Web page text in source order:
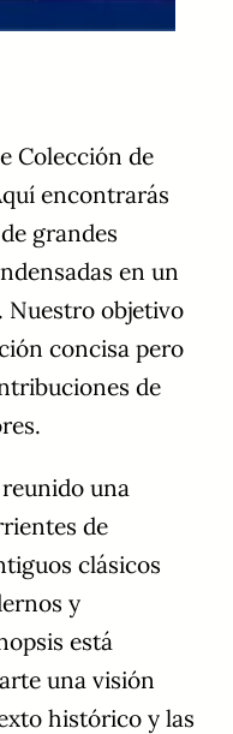
Colección de
encontrarás
grandes
en un
Nuestro objetivo
concisa pero
de
una
de
clásicos
y
está
una visión
histórico y las